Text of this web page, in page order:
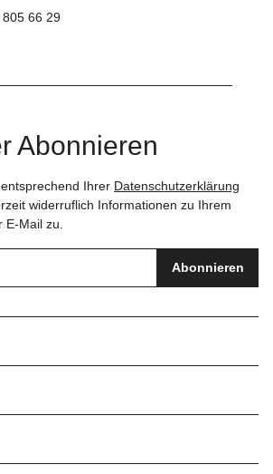
66 29
Abonnieren
Ihrer Datenschutzerklärung
widerruflich Informationen zu Ihrem
Mail zu.
Abonnieren